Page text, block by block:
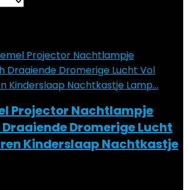
Projector Nachtlampje
Dromerige Lucht
Kinderslaap Nachtkastje